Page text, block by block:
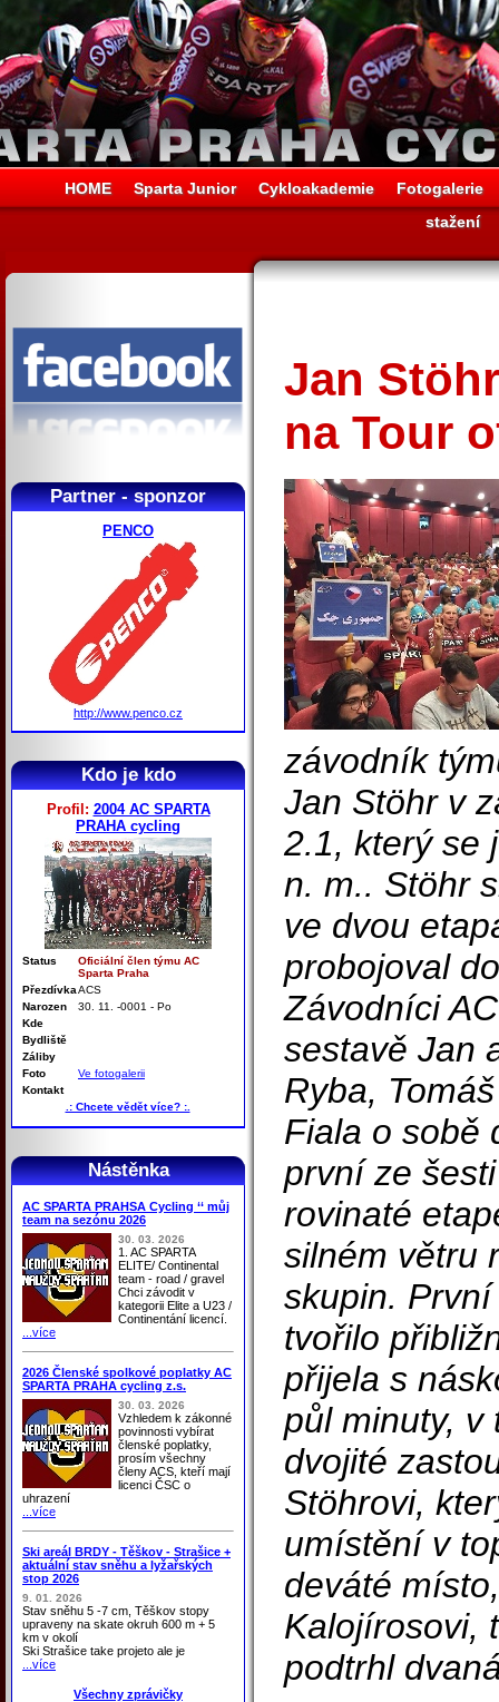
HOME Sparta Junior Cykloakademie
Fotogalerie
stažení
Partner - sponzor
PENCO
http://www.penco.cz
Kdo je kdo
Profil: 2004 AC SPARTA
PRAHA cycling
Status
Oficiální člen týmu AC
Sparta Praha
PřezdívkaACS
Narozen
30. 11. -0001 - Po
Kde
Bydliště
Záliby
Foto
Ve fotogalerii
Kontakt
.: Chcete vědět více? :.
Nástěnka
AC SPARTA PRAHSA Cycling ‘‘ můj
team na sezónu 2026
30. 03. 2026
1. AC SPARTA
ELITE/ Continental
team - road / gravel
Chci závodit v
kategorii Elite a U23 /
Continentání licencí.
...více
2026 Členské spolkové poplatky AC
SPARTA PRAHA cycling z.s.
30. 03. 2026
Vzhledem k zákonné
povinnosti vybírat
členské poplatky,
prosím všechny
členy ACS, kteří mají
licenci ČSC o
uhrazení
...více
Ski areál BRDY - Těškov - Strašice +
aktuální stav sněhu a lyžařských
stop 2026
9. 01. 2026
Stav sněhu 5 -7 cm, Těškov stopy
upraveny na skate okruh 600 m + 5
km v okolí
Ski Strašice take projeto ale je
...více
Všechny zprávičky
Jan
na Tour
závodník
Jan Stöhr v
2.1, který se
n. m.. Stöhr
ve dvou
probojoval
Závodníci
sestavě Jan
Ryba,
Fiala o sobě
první ze
rovinaté
silném větru
skupin.
tvořilo
přijela s
půl minuty, v
dvojité
Stöhrovi,
umístění v
deváté
Kalojírosovi,
podtrhl